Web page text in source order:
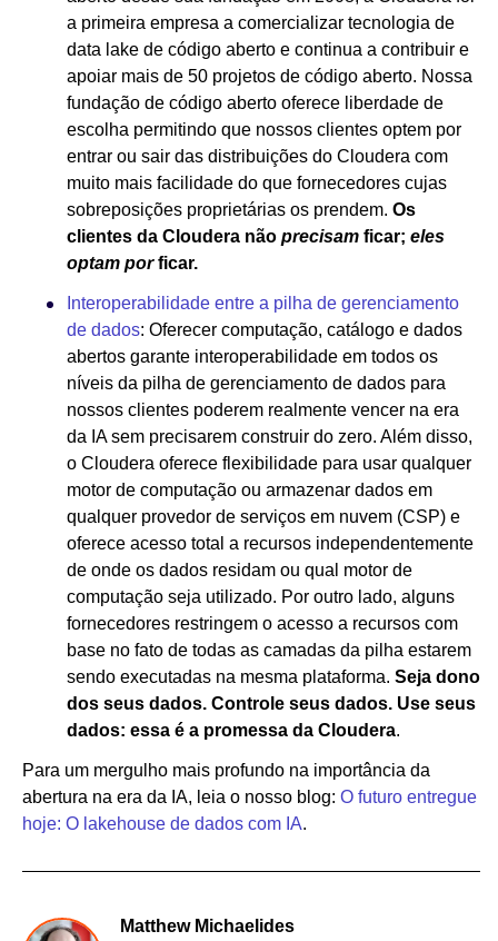
a primeira empresa a comercializar tecnologia de
data lake de código aberto e continua a contribuir e
apoiar mais de 50 projetos de código aberto. Nossa
fundação de código aberto oferece liberdade de
escolha permitindo que nossos clientes optem por
entrar ou sair das distribuições do Cloudera com
muito mais facilidade do que fornecedores cujas
sobreposições proprietárias os prendem. Os
clientes da Cloudera não precisam ficar; eles
optam porficar.
Interoperabilidade entre a pilha de gerenciamento
de dados: Oferecer computação, catálogo e dados
abertos garante interoperabilidade em todos os
níveis da pilha de gerenciamento de dados para
nossos clientes poderem realmente vencer na era
da IA sem precisarem construir do zero. Além disso,
o Cloudera oferece flexibilidade para usar qualquer
motor de computação ou armazenar dados em
qualquer provedor de serviços em nuvem (CSP) e
oferece acesso total a recursos independentemente
de onde os dados residam ou qual motor de
computação seja utilizado. Por outro lado, alguns
fornecedores restringem o acesso a recursos com
base no fato de todas as camadas da pilha estarem
sendo executadas na mesma plataforma. Seja dono
dos seus dados. Controle seus dados. Use seus
dados: essa é a promessa da Cloudera.
Para um mergulho mais profundo na importância da
abertura na era da IA, leia o nosso blog: O futuro entregue
hoje: O lakehouse de dados com IA.
Matthew Michaelides